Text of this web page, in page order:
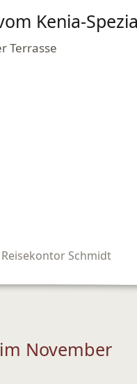
Schmidt
November